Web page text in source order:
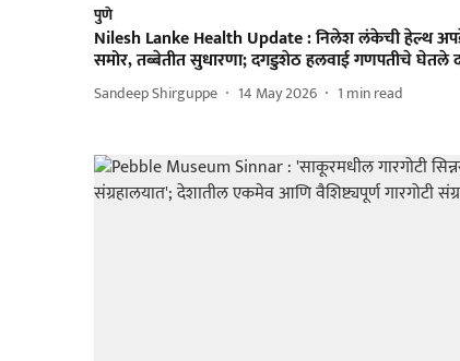
पुणे
Nilesh Lanke Health Update : निलेश लंकेची हेल्थ
समोर, तब्बेतीत सुधारणा; दगडुशेठ हलवाई गणपतीचे घेतले
Sandeep Shirguppe 14 May 2026 1 min read